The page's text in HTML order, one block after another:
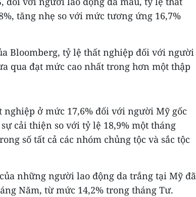
tăng nhẹ so với mức tương ứng 16,7%
Bloomberg, tỷ lệ thất nghiệp đối với người
qua đạt mức cao nhất trong hơn một thập
nghiệp ở mức 17,6% đối với người Mỹ gốc
cải thiện so với tỷ lệ 18,9% một tháng
số tất cả các nhóm chủng tộc và sắc tộc
những người lao động da trắng tại Mỹ đã
Năm, từ mức 14,2% trong tháng Tư.